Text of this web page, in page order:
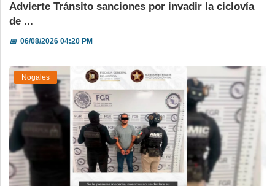
Advierte Tránsito sanciones por invadir la ciclovía
de ...
📅06/08/2026 04:20 PM
Nogales